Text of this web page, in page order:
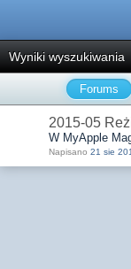
Wyniki wyszukiwania
Forums
2015-05
W MyApple
Napisano 21 sie